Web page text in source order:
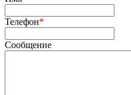
Телефон*
Сообщение